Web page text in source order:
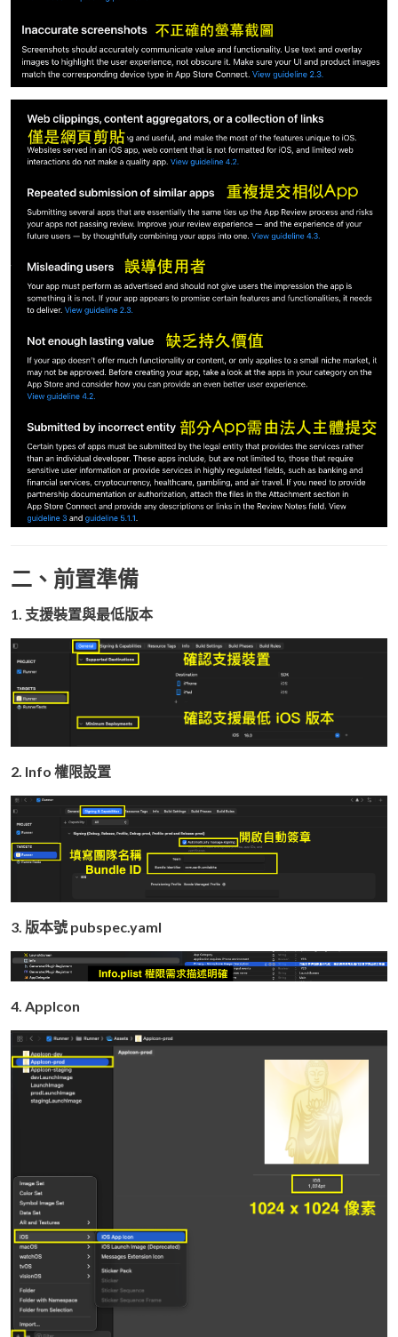
二、前置準備
1. 支援裝置與最低版本
2. Info 權限設置
3. 版本號 pubspec.yaml
4. AppIcon